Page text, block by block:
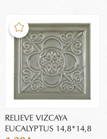
RELIEVE VIZCAYA
EUCALYPTUS 14,8*14,8